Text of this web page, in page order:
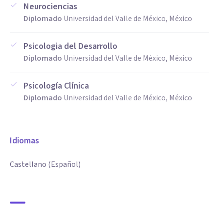
Neurociencias
Diplomado Universidad del Valle de México, México
Psicologia del Desarrollo
Diplomado Universidad del Valle de México, México
Psicología Clínica
Diplomado Universidad del Valle de México, México
Idiomas
Castellano (Español)